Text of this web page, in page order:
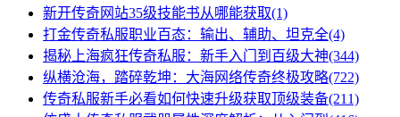
新开传奇网站35级技能书从哪能获取(1)
打金传奇私服职业百态：输出、辅助、坦克全(4)
揭秘上海疯狂传奇私服：新手入门到百级大神(344)
纵横沧海，踏碎乾坤：大海网络传奇终极攻略(722)
传奇私服新手必看如何快速升级获取顶级装备(211)